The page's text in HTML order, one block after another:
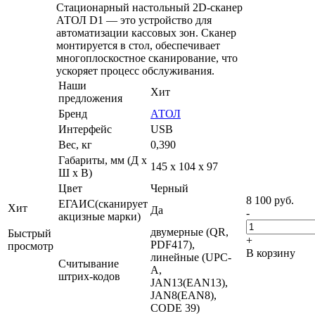
Хит
Быстрый
просмотр
Стационарный настольный 2D-сканер
АТОЛ D1 — это устройство для
автоматизации кассовых зон. Сканер
монтируется в стол, обеспечивает
многоплоскостное сканирование, что
ускоряет процесс обслуживания.
Наши
предложения
Хит
Бренд
АТОЛ
Интерфейс
USB
Вес, кг
0,390
Габариты, мм (Д x
Ш x В)
145 x 104 x 97
Цвет
Черный
ЕГАИС(сканирует
акцизные марки)
Да
Считывание
штрих-кодов
двумерные (QR,
PDF417),
линейные (UPC-
A,
JAN13(EAN13),
JAN8(EAN8),
CODE 39)
8 100 руб.
-
+
В корзину